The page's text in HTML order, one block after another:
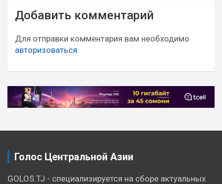
Навигация
по
записям
Добавить комментарий
Для отправки комментария вам необходимо
авторизоваться.
Голос Центральной Азии
GOLOS.TJ - специализируется на сборе актуальных